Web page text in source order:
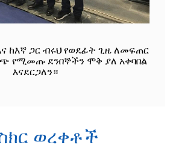
ከእኛ ጋር ብሩህ የወደፊት ጊዜ ለመፍጠር
የሚመጡ ደንበኞችን ሞቅ ያለ አቀባበል
እናደርጋለን።
ወረቀቶች